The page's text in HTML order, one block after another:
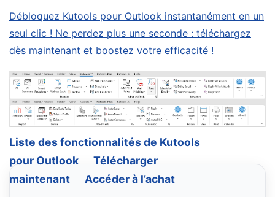
Débloquez Kutools pour Outlook instantanément en un
seul clic ! Ne perdez plus une seconde : téléchargez
dès maintenant et boostez votre efficacité !
Liste des fonctionnalités de Kutools
pour Outlook
Télécharger
maintenant
Accéder à l’achat